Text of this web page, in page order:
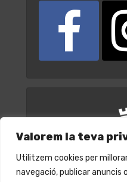
Valorem la teva
Utilitzem cookies per
navegació, publicar